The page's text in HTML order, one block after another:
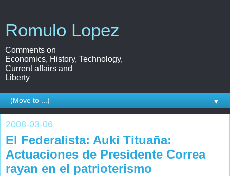
Romulo Lopez
Comments on
Economics, History, Technology,
Current affairs and
Liberty
▼
2008-03-06
El Federalista: Auki Tituaña:
Actuaciones de Presidente Correa
rayan en el patrioterismo